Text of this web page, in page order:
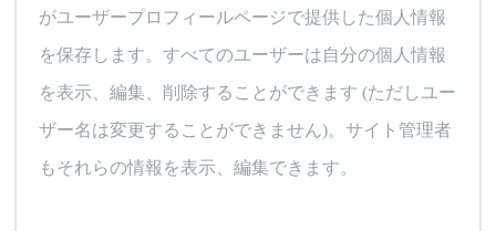
がユーザープロフィールページで提供した個人情報
を保存します。すべてのユーザーは自分の個人情報
を表示、編集、削除することができます (ただしユー
ザー名は変更することができません)。サイト管理者
もそれらの情報を表示、編集できます。